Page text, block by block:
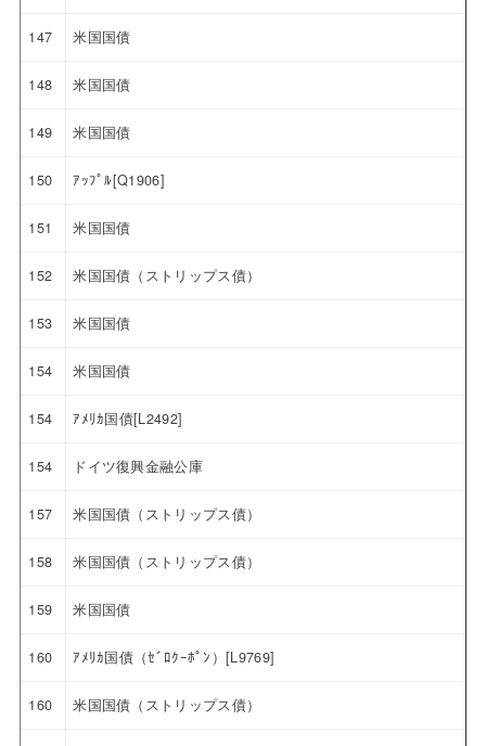
147 米国国債
148 米国国債
149 米国国債
150 ｱｯﾌﾟﾙ[Q1906]
151 米国国債
152 米国国債（ストリップス債）
153 米国国債
154 米国国債
154 ｱﾒﾘｶ国債[L2492]
154 ドイツ復興金融公庫
157 米国国債（ストリップス債）
158 米国国債（ストリップス債）
159 米国国債
160 ｱﾒﾘｶ国債（ｾﾞﾛｸｰﾎﾟﾝ）[L9769]
160 米国国債（ストリップス債）